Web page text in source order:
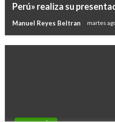
Perú» realiza su
Manuel Reyes Beltran martes